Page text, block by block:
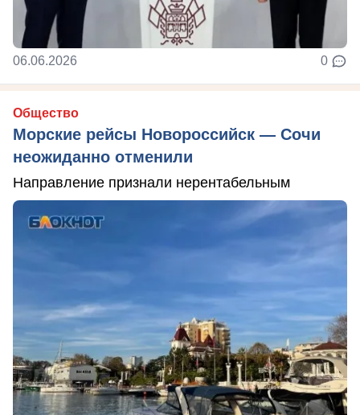
06.06.2026 0
Общество
Морские рейсы Новороссийск — Сочи
неожиданно отменили
Направление признали нерентабельным